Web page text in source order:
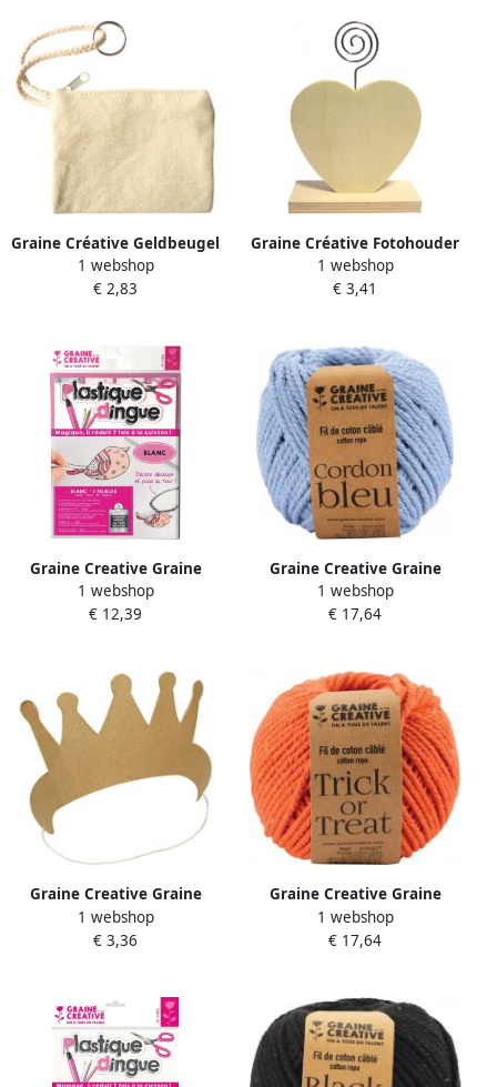
Graine Créative Geldbeugel
katoen ft 11 5 x 9 cm
1 webshop
€ 2,83
Graine Créative Fotohouder
1 webshop
€ 3,41
Graine Creative Graine
CrÃ©ative krimpplastiek
etui van 7 vel wit
1 webshop
€ 12,39
Graine Creative Graine
CrÃ©ative MacramÃ© touw
ft 2 5 mm x 80 m
1 webshop
€ 17,64
Graine Creative Graine
CrÃ©ative kroon met
elastieken karton om zelf te
1 webshop
€ 3,36
Graine Creative Graine
CrÃ©ative MacramÃ© touw
ft 2 5 mm x 80 m oranje
1 webshop
€ 17,64